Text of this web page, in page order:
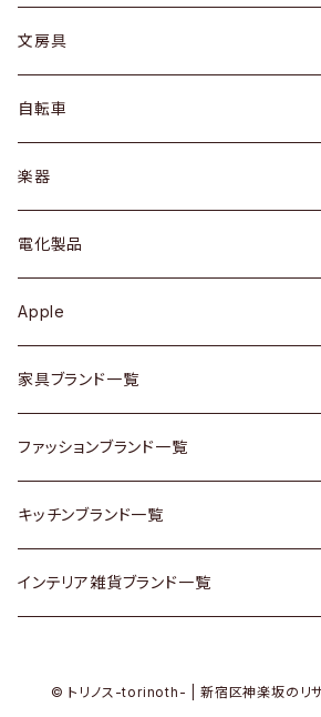
デスク / コンソール
ドレッサー
シェルフ
キュリオケース / 飾り棚
カップボード / 食器棚
チェスト
その他家具
Vintageヴィンテージ / Antiqueアンティー
Designers / デザイナーズ
ピアス / イヤリング
バッグ
アウター
トップス
ワンピース
ボトムス
靴
スカーフ
腕時計
Vintage / ヴィンテージ
カップ / マグ
プレート / ボウル
カトラリー
ケトル / ティーポット
鍋 / フライパン
Vintage / ヴィンテージ
銀製品
和物 / 作家物
その他キッチン雑貨
文房具
自転車
dahon
楽器
ギター
ベース
その他楽器
電化製品
Apple
家具ブランド一覧
ACME Furniture / アクメ ファニチャー
ACTUS / アクタス
arflex / アルフレックス
ファッションブランド一覧
agnes b / アニエス ベー
BALLY / バリー
キッチンブランド一覧
ARABIA / アラビア
インテリア雑貨ブランド一覧
© トリノス-torinoth- | 新宿区神楽坂のリサ